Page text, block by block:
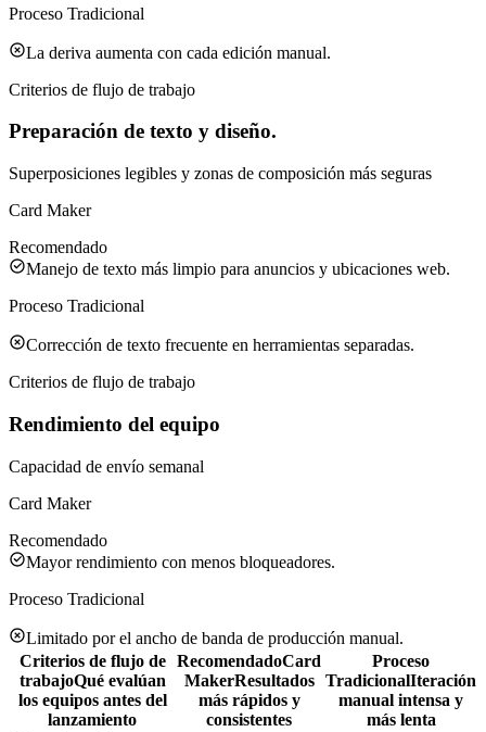
Proceso Tradicional
La deriva aumenta con cada edición manual.
Criterios de flujo de trabajo
Preparación de texto y diseño.
Superposiciones legibles y zonas de composición más seguras
Card Maker
Recomendado
Manejo de texto más limpio para anuncios y ubicaciones web.
Proceso Tradicional
Corrección de texto frecuente en herramientas separadas.
Criterios de flujo de trabajo
Rendimiento del equipo
Capacidad de envío semanal
Card Maker
Recomendado
Mayor rendimiento con menos bloqueadores.
Proceso Tradicional
Limitado por el ancho de banda de producción manual.
Criterios de flujo de
trabajoQué evalúan
los equipos antes del
lanzamiento
RecomendadoCard
MakerResultados
más rápidos y
consistentes
Proceso
TradicionalIteración
manual intensa y
más lenta